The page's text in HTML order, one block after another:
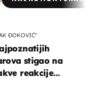
ĐOKOVIĆ"
stigao na
reakcije